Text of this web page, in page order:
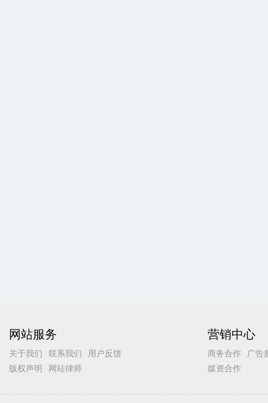
网站服务
关于我们 联系我们
用户反馈
版权声明
网站律师
营销中心
商务合作
广告
媒资合作